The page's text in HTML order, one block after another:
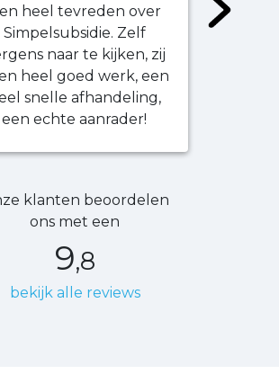
heel tevreden over
Simpelsubsidie. Zelf
naar te kijken, zij
heel goed werk, een
snelle afhandeling,
een echte aanrader!
klanten beoordelen
ons met een
9,8
bekijk alle reviews